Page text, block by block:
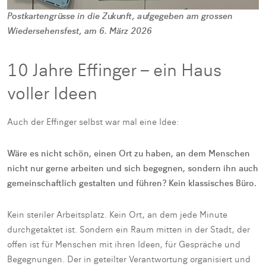
Postkartengrüsse in die Zukunft, aufgegeben am grossen
Wiedersehensfest, am 6. März 2026
10 Jahre Effinger – ein Haus
voller Ideen
Auch der Effinger selbst war mal eine Idee:
Wäre es nicht schön, einen Ort zu haben, an dem Menschen
nicht nur gerne arbeiten und sich begegnen, sondern ihn auch
gemeinschaftlich gestalten und führen? Kein klassisches Büro.
Kein steriler Arbeitsplatz. Kein Ort, an dem jede Minute
durchgetaktet ist. Sondern ein Raum mitten in der Stadt, der
offen ist für Menschen mit ihren Ideen, für Gespräche und
Begegnungen. Der in geteilter Verantwortung organisiert und